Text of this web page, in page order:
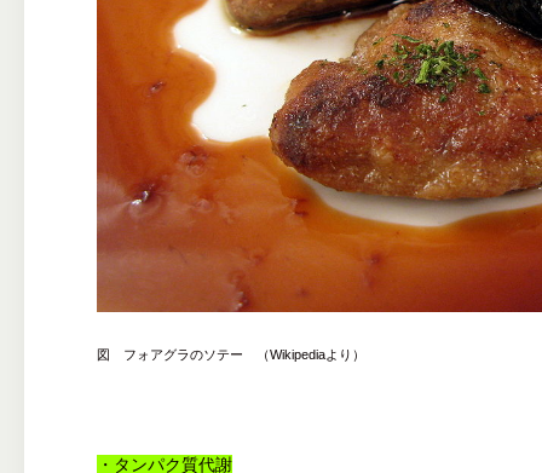
図 フォアグラのソテー （Wikipediaより）
・タンパク質代謝